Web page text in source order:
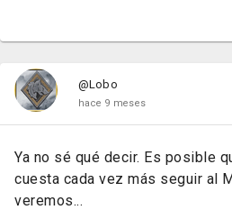
@Lobo
hace 9 meses
Ya no sé qué decir. Es posible
cuesta cada vez más seguir al
veremos...